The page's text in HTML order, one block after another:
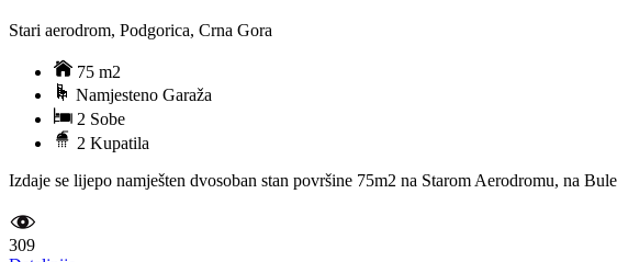
Stari aerodrom, Podgorica, Crna Gora
75 m2
Namjesteno Garaža
2 Sobe
2 Kupatila
Izdaje se lijepo namješten dvosoban stan površine 75m2 na Starom Aerodromu, na
309